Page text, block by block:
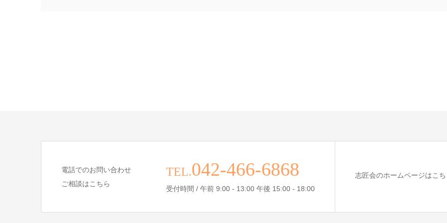
電話でのお問い合わせ
ご相談はこちら
TEL.042-466-6868
受付時間 / 午前 9:00 - 13:00 午後 15:00 - 18:00
志匠会のホームページはこち